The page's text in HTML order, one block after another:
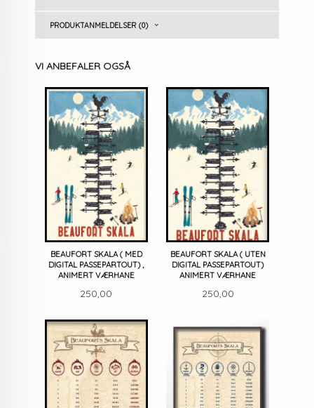
PRODUKTANMELDELSER (0)
VI ANBEFALER OGSÅ
BEAUFORT SKALA ( MED
DIGITAL PASSEPARTOUT) ,
ANIMERT VÆRHANE
Pris
250,00
BEAUFORT SKALA ( UTEN
DIGITAL PASSEPARTOUT)
ANIMERT VÆRHANE
Pris
250,00